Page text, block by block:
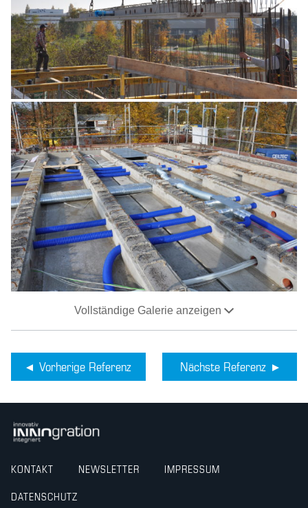
Vollständige Galerie anzeigen
Vorherige Referenz Nächste Referenz
KONTAKT NEWSLETTER IMPRESSUM
DATENSCHUTZ